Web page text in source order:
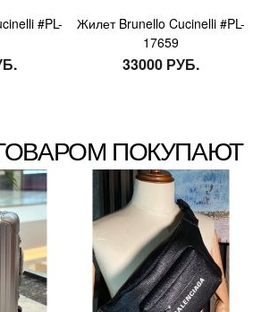
#PL-
Жилет Brunello Cucinelli #PL-
17659
33000 РУБ.
ПОКУПАЮТ